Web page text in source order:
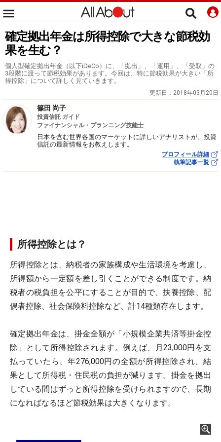
確定拠出年金は所得控除で大きな節税効
果を生む？
個人型確定拠出年金（以下iDeCo）に、「拠出」、「運用」、「受取」の
3段階に渡って節税効果があります。今回は、特に節税効果が大きい「所
得控除」について詳しく見ていきます。
更新日： 2018年03月20日
篠田 尚子
投資信託 ガイド
ファイナンシャル・プランニング技能士
日本を含む世界各国のマーケットに詳しいアナリストが、投資
信託の最新情報をお教えします。
プロフィール詳細
執筆記事一覧
所得控除とは？
所得控除とは、納税者の家族構成や生活環境を考慮し、
所得額から一定額を差し引くことができる制度です。納
税者の税負担を公平にすることが目的で、扶養控除、配
偶者控除、社会保険料控除など、計14種類存在します。
確定拠出年金は、掛金全額が「小規模企業共済等掛金控
除」として所得控除されます。例えば、月23,000円を支
払っていたら、年276,000円の全額が所得控除され、結
果として所得税・住民税の負担が減ります。掛金を拠出
している間はずっと所得控除を受けられますので、長期
になればなるほど節税効果は大きくなります。